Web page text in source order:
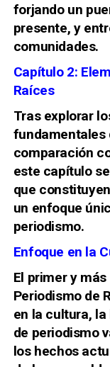
forjando un
presente, y
comunidades.
Capítulo 2:
Raíces
Tras explorar
fundamentales
comparación
este capítulo
que
un enfoque
periodismo.
Enfoque en la
El primer y
Periodismo de
en la cultura,
de periodismo
los hechos